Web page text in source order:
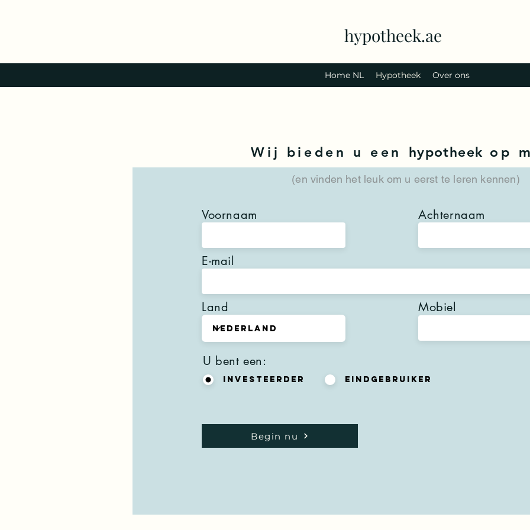
hypotheek.ae
Home NL Hypotheek Over ons
Wij bieden u een hypotheek op
(en vinden het leuk om u eerst te leren kennen)
Voornaam Achternaam
E-mail
Land Mobiel
U bent een:
Investeerder EIndgebruiker
Begin nu